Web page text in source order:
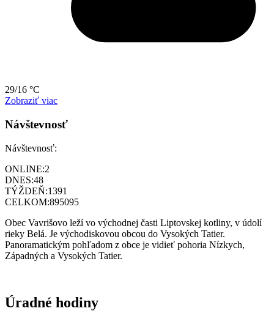
29/16 °C
Zobraziť viac
Návštevnosť
Návštevnosť:
ONLINE:2
DNES:48
TÝŽDEŇ:1391
CELKOM:895095
Obec Vavrišovo leží vo východnej časti Liptovskej kotliny, v údolí
rieky Belá. Je východiskovou obcou do Vysokých Tatier.
Panoramatickým pohľadom z obce je vidieť pohoria Nízkych,
Západných a Vysokých Tatier.
Úradné hodiny